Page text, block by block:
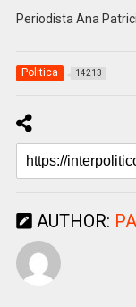
Periodista Ana
Politica 14213
AUTHOR: